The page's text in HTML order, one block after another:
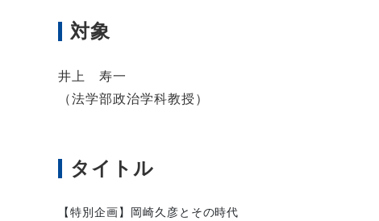
対象
井上 寿一
（法学部政治学科教授）
タイトル
【特別企画】岡崎久彦とその時代